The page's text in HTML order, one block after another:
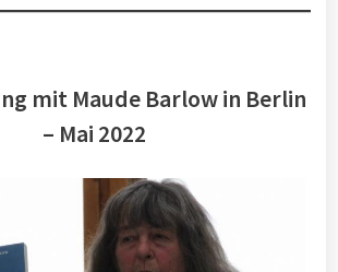
mit Maude Barlow in Berlin
– Mai 2022